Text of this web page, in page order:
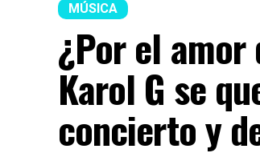
MÚSICA
¿Por el amor
Karol G se
concierto y